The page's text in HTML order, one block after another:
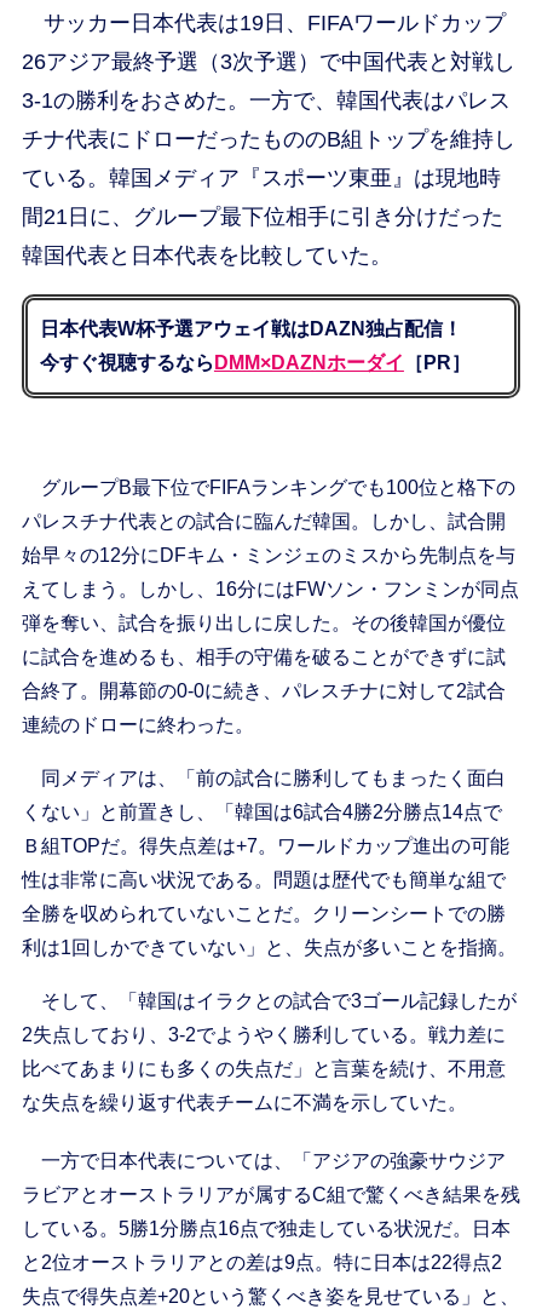
サッカー日本代表は19日、FIFAワールドカップ
26アジア最終予選（3次予選）で中国代表と対戦し
3-1の勝利をおさめた。一方で、韓国代表はパレス
チナ代表にドローだったもののB組トップを維持し
ている。韓国メディア『スポーツ東亜』は現地時
間21日に、グループ最下位相手に引き分けだった
韓国代表と日本代表を比較していた。
日本代表W杯予選アウェイ戦はDAZN独占配信！
今すぐ視聴するなら DMM×DAZNホーダイ ［PR］
グループB最下位でFIFAランキングでも100位と格下の
パレスチナ代表との試合に臨んだ韓国。しかし、試合開
始早々の12分にDFキム・ミンジェのミスから先制点を与
えてしまう。しかし、16分にはFWソン・フンミンが同点
弾を奪い、試合を振り出しに戻した。その後韓国が優位
に試合を進めるも、相手の守備を破ることができずに試
合終了。開幕節の0-0に続き、パレスチナに対して2試合
連続のドローに終わった。
同メディアは、「前の試合に勝利してもまったく面白
くない」と前置きし、「韓国は6試合4勝2分勝点14点で
Ｂ組TOPだ。得失点差は+7。ワールドカップ進出の可能
性は非常に高い状況である。問題は歴代でも簡単な組で
全勝を収められていないことだ。クリーンシートでの勝
利は1回しかできていない」と、失点が多いことを指摘。
そして、「韓国はイラクとの試合で3ゴール記録したが
2失点しており、3-2でようやく勝利している。戦力差に
比べてあまりにも多くの失点だ」と言葉を続け、不用意
な失点を繰り返す代表チームに不満を示していた。
一方で日本代表については、「アジアの強豪サウジア
ラビアとオーストラリアが属するC組で驚くべき結果を残
している。5勝1分勝点16点で独走している状況だ。日本
と2位オーストラリアとの差は9点。特に日本は22得点2
失点で得失点差+20という驚くべき姿を見せている」と、